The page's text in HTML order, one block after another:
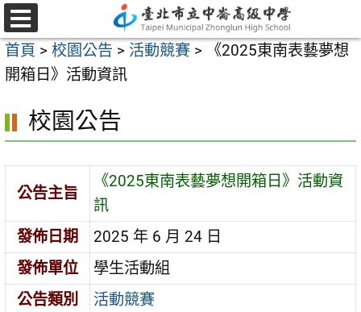
跳
至
主
要
容
選
單
首頁 > 校園公告 > 活動競賽 >
《2025東南表藝夢想
開箱日》活動資訊
校園公告
公告主旨
《2025東南表藝夢想開箱日》活動資
訊
發佈日期
2025 年 6 月 24 日
發佈單位
學生活動組
公告類別
活動競賽